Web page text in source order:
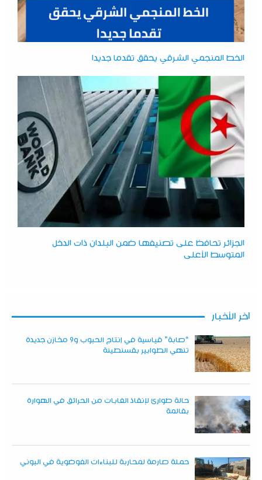
الخط المنجمي الشرقي يحقق تقدما جديدا
الجزائر تحافظ على تصنيفها ضمن البلدان ذات الدخل
المتوسط الأعلى
آخر الأخبار
“صابة” قياسية في إنتاج الحبوب و9 مخازن جديدة
تنهي الطوابير بقسنطينة
حالة طوارئ لإنقاذ الغابات من الحرائق في الهوارة
بقالمة
حملة صارمة لمحاربة للبناءات الفوضوية في البوني